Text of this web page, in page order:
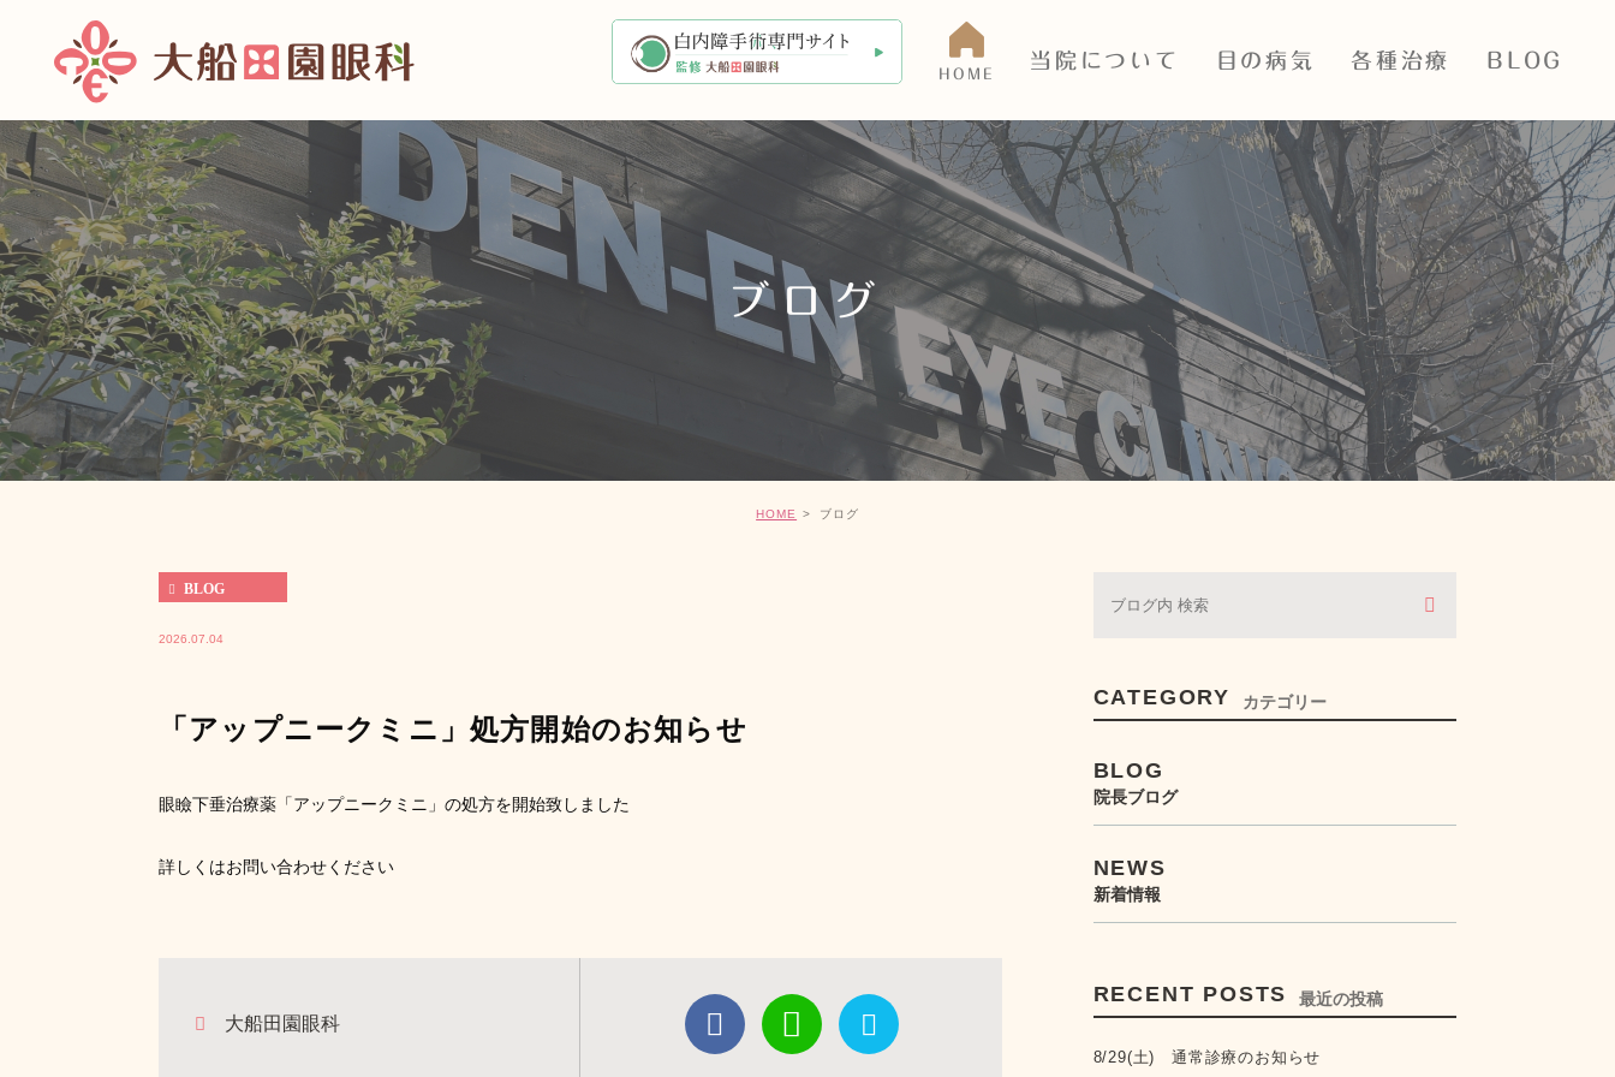
HOME
当院について
当院について
アクセス・診療時間
医師の紹介
院内・設備紹介
目の病気
目の表裏の病気
眼底出血
飛蚊症・網膜裂孔・網膜剥
離
子どもの病気・近視治療
アレルギー性眼疾患結膜炎
各種治療
レーザー多焦点眼内レンズ
ICL・眼内コンタクトレンズ
治療
抗VEGF
PASCALレーザー
SLTレーザー
iStent眼内ドレーン
BLOG
ブログ
HOME ブログ
BLOG
2026.07.04
「アップニークミニ」処方開始のお知らせ
眼瞼下垂治療薬「アップニークミニ」の処方を開始致しました
詳しくはお問い合わせください
大船田園眼科
CATEGORY カテゴリー
BLOG
院長ブログ
NEWS
新着情報
RECENT POSTS 最近の投稿
8/29(土) 通常診療のお知らせ